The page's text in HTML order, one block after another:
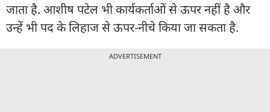
जाता है. आशीष पटेल भी कार्यकर्ताओं से ऊपर नहीं है और
उन्हें भी पद के लिहाज से ऊपर-नीचे किया जा सकता है.
ADVERTISEMENT